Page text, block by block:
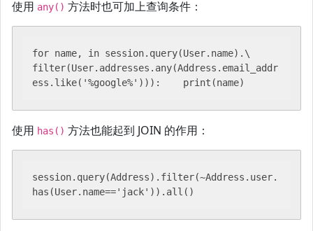
使用 any() 方法时也可加上查询条件：
for name, in session.query(User.name).\
filter(User.addresses.any(Address.email_addr
ess.like('%google%'))):    print(name)
使用 has() 方法也能起到 JOIN 的作用：
session.query(Address).filter(~Address.user.